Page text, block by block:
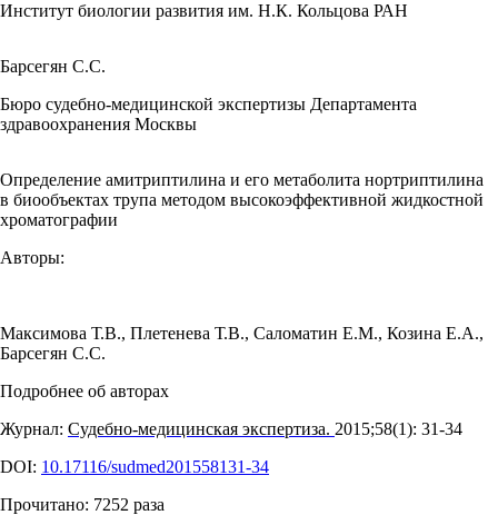
Институт биологии развития им. Н.К. Кольцова РАН
Барсегян С.С.
Бюро судебно-медицинской экспертизы Департамента
здравоохранения Москвы
Определение амитриптилина и его метаболита нортриптилина
в биообъектах трупа методом высокоэффективной жидкостной
хроматографии
Авторы:
Максимова Т.В., Плетенева Т.В., Саломатин Е.М., Козина Е.А.,
Барсегян С.С.
Подробнее об авторах
Журнал: Судебно-медицинская экспертиза. 2015;58(1): 31‑34
DOI: 10.17116/sudmed201558131-34
Прочитано: 7252 раза